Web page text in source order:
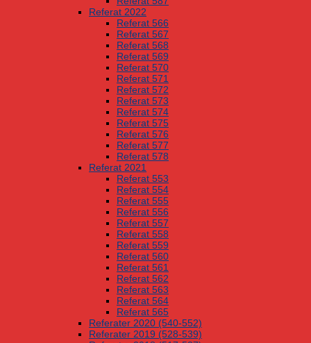
Referat 2022
Referat 566
Referat 567
Referat 568
Referat 569
Referat 570
Referat 571
Referat 572
Referat 573
Referat 574
Referat 575
Referat 576
Referat 577
Referat 578
Referat 2021
Referat 553
Referat 554
Referat 555
Referat 556
Referat 557
Referat 558
Referat 559
Referat 560
Referat 561
Referat 562
Referat 563
Referat 564
Referat 565
Referater 2020 (540-552)
Referater 2019 (528-539)